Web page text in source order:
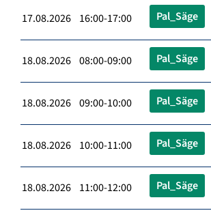
17.08.2026 16:00-17:00 Pal_Säge
18.08.2026 08:00-09:00 Pal_Säge
18.08.2026 09:00-10:00 Pal_Säge
18.08.2026 10:00-11:00 Pal_Säge
18.08.2026 11:00-12:00 Pal_Säge